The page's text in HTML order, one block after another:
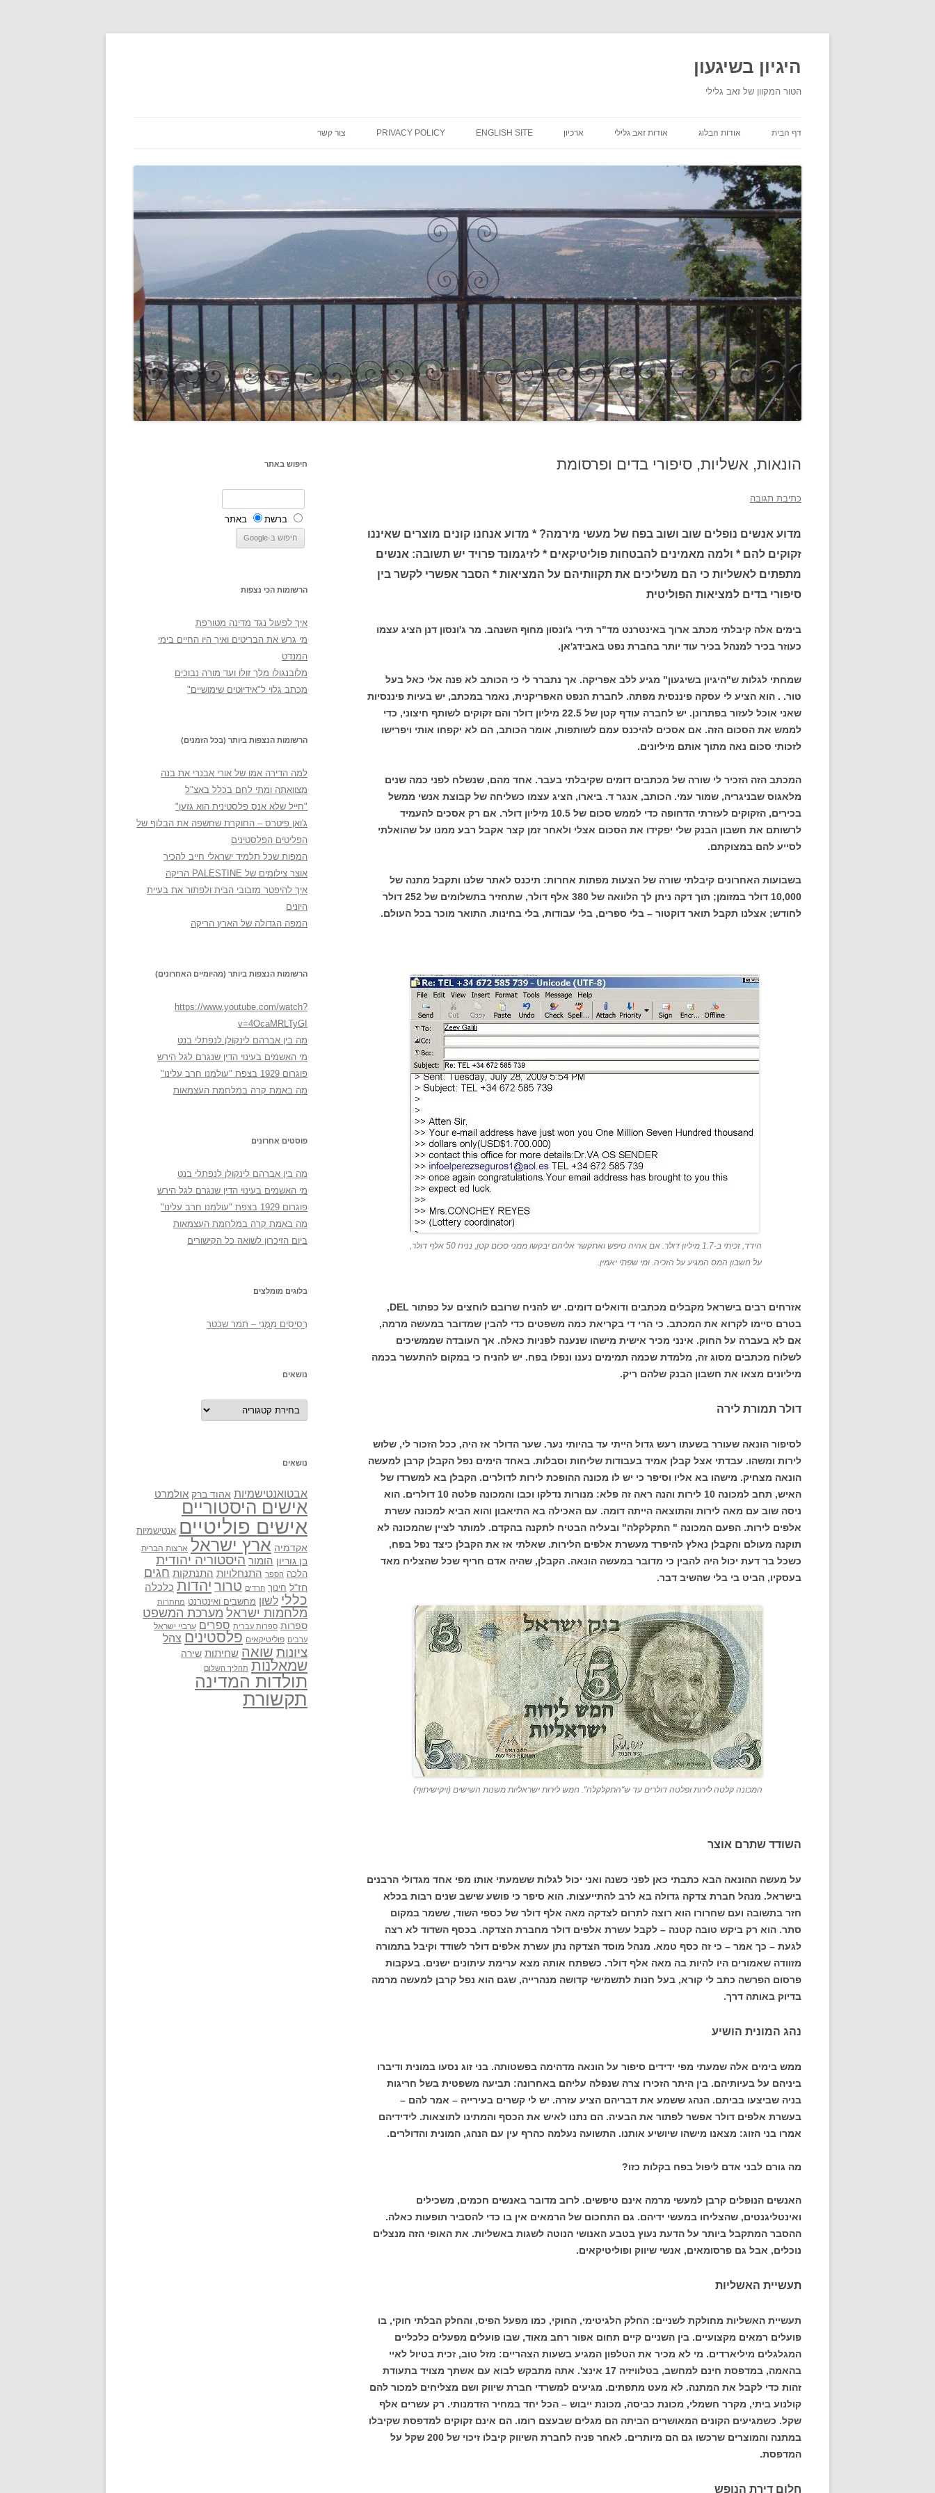
היגיון בשיגעון
הטור המקוון של זאב גלילי
דף הבית אודות הבלוג אודות זאב גלילי ארכיון ENGLISH SITE
PRIVACY POLICY צור קשר
הונאות, אשליות, סיפורי בדים ופרסומת
כתיבת תגובה
מדוע אנשים נופלים שוב ושוב בפח של מעשי מירמה? * מדוע אנחנו קונים מוצרים שאיננו
זקוקים להם * ולמה מאמינים להבטחות פוליטיקאים * לזיגמונד פרויד יש תשובה: אנשים
מתפתים לאשליות כי הם משליכים את תקוותיהם על המציאות * הסבר אפשרי לקשר בין
סיפורי בדים למציאות הפוליטית
בימים אלה קיבלתי מכתב ארוך באינטרנט מד"ר תירי ג'ונסון מחוף השנהב. מר ג'ונסון דנן הציג עצמו
כעוזר בכיר למנהל בכיר עוד יותר בחברת נפט באבידג'אן.
שמחתי לגלות ש"היגיון בשיגעון" מגיע ללב אפריקה. אך נתברר לי כי הכותב לא פנה אלי כאל בעל
טור. . הוא הציע לי עסקה פיננסית מפתה. לחברת הנפט האפריקנית, נאמר במכתב, יש בעיות פיננסיות
שאני אוכל לעזור בפתרונן. יש לחברה עודף קטן של 22.5 מיליון דולר והם זקוקים לשותף חיצוני, כדי
לממש את הסכום הזה. אם אסכים להיכנס עמם לשותפות, אומר הכותב, הם לא יקפחו אותי ויפרישו
לזכותי סכום נאה מתוך אותם מיליונים.
המכתב הזה הזכיר לי שורה של מכתבים דומים שקיבלתי בעבר. אחד מהם, שנשלח לפני כמה שנים
מלאגוס שבניגריה, שמור עמי. הכותב, אנגר ד. ביארו, הציג עצמו כשליחה של קבוצת אנשי ממשל
בכירים, הזקוקים לעזרתי הדחופה כדי לממש סכום של 10.5 מיליון דולר. אם רק אסכים להעמיד
לרשותם את חשבון הבנק שלי יפקידו את הסכום אצלי ולאחר זמן קצר אקבל רבע ממנו על שהואלתי
לסייע להם במצוקתם.
בשבועות האחרונים קיבלתי שורה של הצעות מפתות אחרות: תיכנס לאתר שלנו ותקבל מתנה של
10,000 דולר במזומן; תוך דקה ניתן לך הלוואה של 380 אלף דולר, שתחזיר בתשלומים של 252 דולר
לחודש; אצלנו תקבל תואר דוקטור – בלי ספרים, בלי עבודות, בלי בחינות. התואר מוכר בכל העולם.
הידד, זכיתי ב-1.7 מיליון דולר. אם אהיה טיפש ואתקשר אליהם יבקשו ממני סכום קטן, נניח 50 אלף דולר,
על חשבון המס המגיע על הזכיה. ומי שפתי יאמין.
אזרחים רבים בישראל מקבלים מכתבים ודואלים דומים. יש להניח שרובם לוחצים על כפתור DEL,
בטרם סיימו לקרוא את המכתב. כי הרי די בקריאת כמה משפטים כדי להבין שמדובר במעשה מרמה,
אם לא בעברה על החוק. אינני מכיר אישית מישהו שנענה לפניות כאלה. אך העובדה שממשיכים
לשלוח מכתבים מסוג זה, מלמדת שכמה תמימים נענו ונפלו בפח. יש להניח כי במקום להתעשר בכמה
מיליונים מצאו את חשבון הבנק שלהם ריק.
דולר תמורת לירה
לסיפור הונאה שעורר בשעתו רעש גדול הייתי עד בהיותי נער. שער הדולר אז היה, ככל הזכור לי, שלוש
לירות ומשהו. עבדתי אצל קבלן אמיד בעבודות שליחות וסבלות. באחד הימים נפל הקבלן קרבן למעשה
הונאה מצחיק. מישהו בא אליו וסיפר כי יש לו מכונה ההופכת לירות לדולרים. הקבלן בא למשרדו של
האיש, תחב למכונה 10 לירות והנה ראה זה פלא: מנורות נדלקו וכבו והמכונה פלטה 10 דולרים. הוא
ניסה שוב עם מאה לירות והתוצאה הייתה דומה. עם האכילה בא התיאבון והוא הביא למכונה עשרת
אלפים לירות. הפעם המכונה " התקלקלה" ובעליה הבטיח לתקנה בהקדם. למותר לציין שהמכונה לא
תוקנה מעולם והקבלן נאלץ להיפרד מעשרת אלפים הלירות. שאלתי אז את הקבלן כיצד נפל בפח,
כשכל בר דעת יכול היה להבין כי מדובר במעשה הונאה. הקבלן, שהיה אדם חריף שכל שהצליח מאד
בעסקיו, הביט בי בלי שהשיב דבר.
המכונה קלטה לירות ופלטה דולרים עד ש"התקלקלה". חמש לירות ישראליות משנות השישים (ויקישיתוף)
השודד שתרם אוצר
על מעשה ההונאה הבא כתבתי כאן לפני כשנה ואני יכול לגלות ששמעתי אותו מפי אחד מגדולי הרבנים
בישראל. מנהל חברת צדקה גדולה בא לרב להתייעצות. הוא סיפר כי פושע שישב שנים רבות בכלא
חזר בתשובה ועם שחרורו הוא רוצה לתרום לצדקה מאה אלף דולר של כספי השוד, ששמר במקום
סתר. הוא רק ביקש טובה קטנה – לקבל עשרת אלפים דולר מחברת הצדקה. בכסף השדוד לא רצה
לגעת – כך אמר – כי זה כסף טמא. מנהל מוסד הצדקה נתן עשרת אלפים דולר לשודד וקיבל בתמורה
מזוודה שאמורים היו להיות בה מאה אלף דולר. כשפתח אותה מצא ערימת עיתונים ישנים. בעקבות
פרסום הפרשה כתב לי קורא, בעל חנות לתשמישי קדושה מנהרייה, שגם הוא נפל קרבן למעשה מרמה
בדיוק באותה דרך.
נהג המונית הושיע
ממש בימים אלה שמעתי מפי ידידים סיפור על הונאה מדהימה בפשטותה. בני זוג נסעו במונית ודיברו
ביניהם על בעיותיהם. בין היתר הזכירו צרה שנפלה עליהם באחרונה: תביעה משפטית בשל חריגות
בניה שביצעו בביתם. הנהג ששמע את דבריהם הציע עזרה. יש לי קשרים בעירייה – אמר להם –
בעשרת אלפים דולר אפשר לפתור את הבעיה. הם נתנו לאיש את הכסף והמתינו לתוצאות. לידידיהם
אמרו בני הזוג: מצאנו מישהו שיושיע אותנו. התשועה נעלמה כהרף עין עם הנהג, המונית והדולרים.
מה גורם לבני אדם ליפול בפח בקלות כזו?
האנשים הנופלים קרבן למעשי מרמה אינם טיפשים. לרוב מדובר באנשים חכמים, משכילים
ואינטליגנטים, שהצליחו במעשי ידיהם. גם התחכום של הרמאים אין בו כדי להסביר תופעות כאלה.
ההסבר המתקבל ביותר על הדעת נעוץ בטבע האנושי הנוטה לשגות באשליות. את האופי הזה מנצלים
נוכלים, אבל גם פרסומאים, אנשי שיווק ופוליטיקאים.
תעשיית האשליות
תעשיית האשליות מחולקת לשניים: החלק הלגיטימי, החוקי, כמו מפעל הפיס, והחלק הבלתי חוקי, בו
פועלים רמאים מקצועיים. בין השניים קיים תחום אפור רחב מאוד, שבו פועלים מפעלים כלכליים
המגלגלים מיליארדים. מי לא מכיר את הטלפון המגיע בשעות הצהריים: מזל טוב, זכית בטיול לאיי
בהאמה, במדפסת חינם למחשב, בטלוויזיה 17 אינצ'. אתה מתבקש לבוא עם אשתך מצויד בתעודת
זהות כדי לקבל את המתנה. לא מעט מתפתים. מגיעים למשרדי חברת שיווק ושם מצליחים למכור להם
קולנוע ביתי, מקרר חשמלי, מכונת כביסה, מכונת ייבוש – הכל יחד במחיר הזדמנותי. רק עשרים אלף
שקל. כשמגיעים הקונים המאושרים הביתה הם מגלים שבעצם רומו. הם אינם זקוקים למדפסת שקיבלו
במתנה והמוצרים שרכשו גם הם מיותרים. לאחר פניה לחברת השיווק קיבלו זיכוי של 200 שקל על
המדפסת.
חלום דירת הנופש
חיפוש באתר
ברשת באתר
הרשומות הכי נצפות
איך לפעול נגד מדינה מטורפת
מי גרש את הבריטים ואיך היו החיים בימי
המנדט
מלובנגולו מלך זולו ועד מורה נבוכים
מכתב גלוי ל"אידיוטים שימושיים"
הרשומות הנצפות ביותר (בכל הזמנים)
למה הדירה אמו של אורי אבנרי את בנה
מצוואתה ומתי לחם בכלל באצ"ל
"חייל שלא אנס פלסטינית הוא גזען"
ג'ואן פיטרס – החוקרת שחשפה את הבלוף של
הפליטים הפלסטינים
המפות שכל תלמיד ישראלי חייב להכיר
אוצר צילומים של PALESTINE הריקה
איך להיפטר מזבובי הבית ולפתור את בעיית
היונים
המפה הגדולה של הארץ הריקה
הרשומות הנצפות ביותר (מהיומיים האחרונים)
https://www.youtube.com/watch?
v=4OcaMRLTyGI
מה בין אברהם לינקולן לנפתלי בנט
מי האשמים בעינוי הדין שנגרם לגל הירש
פוגרום 1929 בצפת "עולמנו חרב עלינו"
מה באמת קרה במלחמת העצמאות
פוסטים אחרונים
מה בין אברהם לינקולן לנפתלי בנט
מי האשמים בעינוי הדין שנגרם לגל הירש
פוגרום 1929 בצפת "עולמנו חרב עלינו"
מה באמת קרה במלחמת העצמאות
ביום הזיכרון לשואה כל הקישורים
בלוגים מומלצים
רְסִיסִים מִמֶנִי – תמר שכטר
נושאים
נושאים
נושאים
אבטואנטישמיות אהוד ברק אולמרט
אישים היסטוריים
אישים פוליטיים אנטישמיות
אקדמיה ארץ ישראל ארצות הברית
בן גוריון הומור היסטוריה יהודית
הלכה הספר התנחלויות התנתקות חגים
חז"ל חינוך חרדים טרור יהדות כלכלה
כללי לשון מחשבים ואינטרנט מחתרות
מלחמות ישראל מערכת המשפט
ספרות ספרות עברית ספרים ערביי ישראל
ערבים פוליטיקאים פלסטינים צהל
ציונות שואה שחיתות שירה
שמאלנות תהליך השלום
תולדות המדינה
תקשורת